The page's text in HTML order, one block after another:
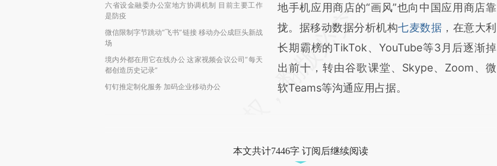
六省设金融委办公室地方协调机制 目前主要工作
是防疫
微信限制字节跳动“飞书”链接 移动办公成巨头新战
场
境内外都在用它在线办公 这家视频会议公司“每天
都创造历史记录”
钉钉推定制化服务 加码企业移动办公
地手机应用商店的“画风”也向中国应用商店靠
拢。据移动数据分析机构七麦数据 ，在意大利
长期霸榜的TikTok、YouTube等3月后逐渐掉
出前十，转由谷歌课堂、Skype、Zoom、微
软Teams等沟通应用占据。
本文共计7446字 订阅后继续阅读